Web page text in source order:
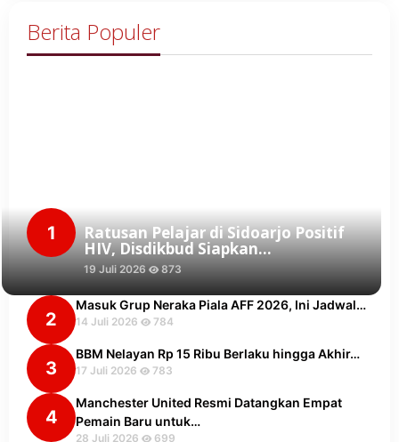
Berita Populer
1 Ratusan Pelajar di Sidoarjo Positif
HIV, Disdikbud Siapkan…
19 Juli 2026 873
2
Masuk Grup Neraka Piala AFF 2026, Ini Jadwal…
14 Juli 2026 784
3
BBM Nelayan Rp 15 Ribu Berlaku hingga Akhir…
17 Juli 2026 783
4
Manchester United Resmi Datangkan Empat
Pemain Baru untuk…
28 Juli 2026 699